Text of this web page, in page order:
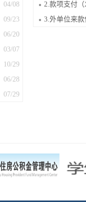
04/08
09/23
06/20
03/07
10/29
06/28
07/29
3.外单位来